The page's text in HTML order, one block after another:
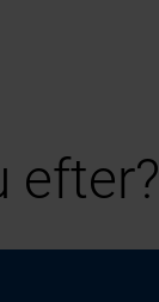
efter?